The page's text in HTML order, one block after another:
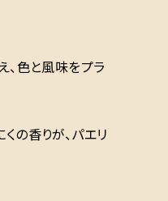
、色と風味をプラ
の香りが、パエリ